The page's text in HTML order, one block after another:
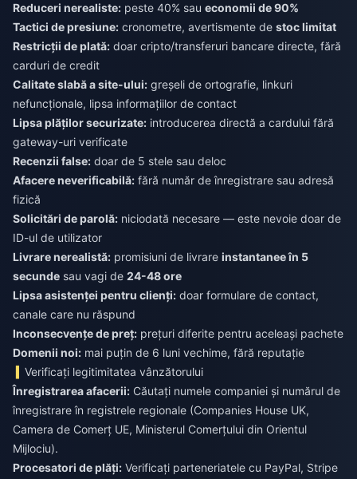
Reduceri nerealiste: peste 40% sau economii de 90%
Tactici de presiune: cronometre, avertismente de stoc limitat
Restricții de plată: doar cripto/transferuri bancare directe, fără
carduri de credit
Calitate slabă a site-ului: greșeli de ortografie, linkuri
nefuncționale, lipsa informațiilor de contact
Lipsa plăților securizate: introducerea directă a cardului fără
gateway-uri verificate
Recenzii false: doar de 5 stele sau deloc
Afacere neverificabilă: fără număr de înregistrare sau adresă
fizică
Solicitări de parolă: niciodată necesare — este nevoie doar de
ID-ul de utilizator
Livrare nerealistă: promisiuni de livrare instantanee în 5
secunde sau vagi de 24-48 ore
Lipsa asistenței pentru clienți: doar formulare de contact,
canale care nu răspund
Inconsecvențe de preț: prețuri diferite pentru aceleași pachete
Domenii noi: mai puțin de 6 luni vechime, fără reputație
Verificați legitimitatea vânzătorului
Înregistrarea afacerii: Căutați numele companiei și numărul de
înregistrare în registrele regionale (Companies House UK,
Camera de Comerț UE, Ministerul Comerțului din Orientul
Mijlociu).
Procesatori de plăți: Verificați parteneriatele cu PayPal, Stripe